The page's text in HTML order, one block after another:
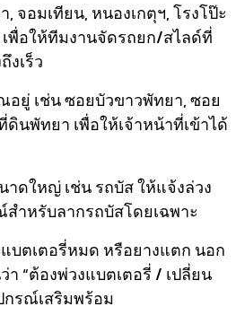
, จอมเทียน, หนองเกตุฯ, โรงโป๊ะ
พื่อให้ทีมงานจัดรถยก/สไลด์ที่
งเร็ว
ยู่ เช่น ซอยบัวขาวพัทยา, ซอย
นพัทยา เพื่อให้เจ้าหน้าที่เข้าได้
ดใหญ่ เช่น รถบัส ให้แจ้งล่วง
ำหรับลากรถบัสโดยเฉพาะ
บตเตอรี่หมด หรือยางแตก นอก
“ต้องพ่วงแบตเตอรี่ / เปลี่ยน
กรณ์เสริมพร้อม